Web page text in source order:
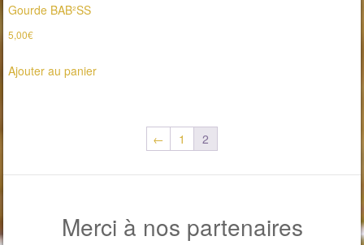
Gourde BAB²SS
5,00€
Ajouter au panier
← 1 2
Merci à nos partenaires